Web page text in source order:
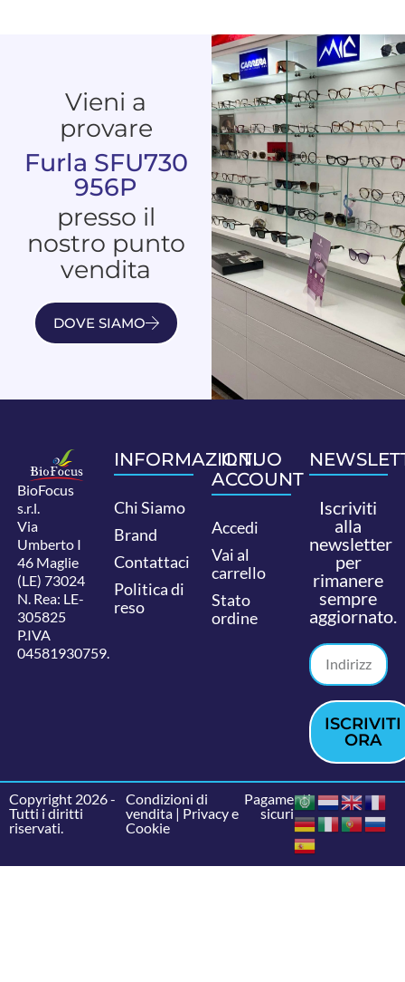
Vieni a
provare
Furla SFU730
956P
presso il
nostro punto
vendita
DOVE SIAMO
BioFocus
s.r.l.
Via
Umberto I
46 Maglie
(LE) 73024
N. Rea: LE-
305825
P.IVA
04581930759.
INFORMAZIONI
Chi Siamo
Brand
Contattaci
Politica di
reso
IL TUO
ACCOUNT
Accedi
Vai al
carrello
Stato
ordine
Iscriviti
alla
newsletter
per
rimanere
sempre
aggiornato.
ISCRIVITI
ORA
Copyright 2026 -
Tutti i diritti
riservati.
Condizioni di
vendita| Privacy e
Cookie
Pagamenti
sicuri